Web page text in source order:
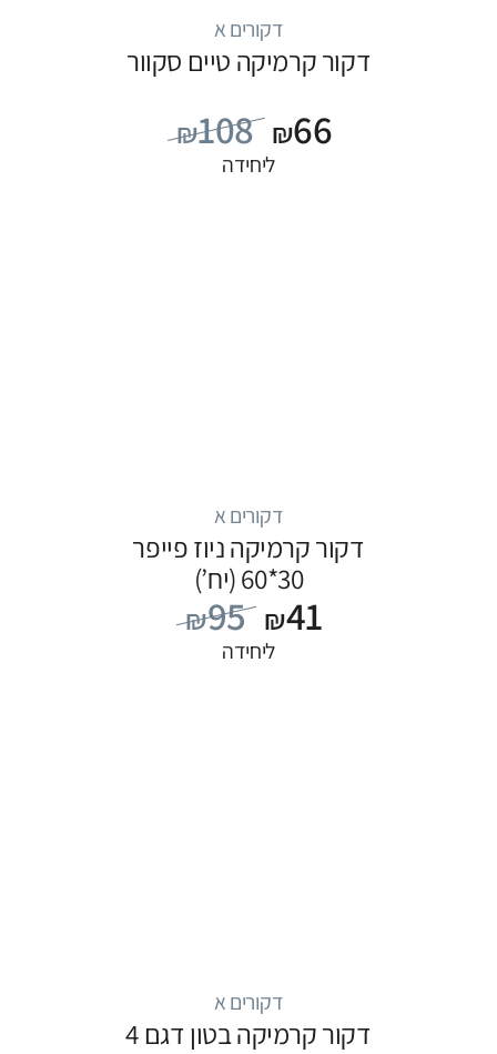
דקורים א
דקור קרמיקה טיים סקוור
₪108 ₪66
ליחידה
דקורים א
דקור קרמיקה ניוז פייפר
30*60 (יח’)
₪95 ₪41
ליחידה
דקורים א
דקור קרמיקה בטון דגם 4